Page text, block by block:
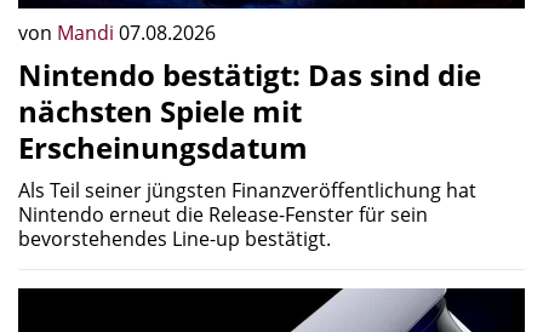
von Mandi 07.08.2026
Nintendo bestätigt: Das sind die
nächsten Spiele mit
Erscheinungsdatum
Als Teil seiner jüngsten Finanzveröffentlichung hat
Nintendo erneut die Release-Fenster für sein
bevorstehendes Line-up bestätigt.